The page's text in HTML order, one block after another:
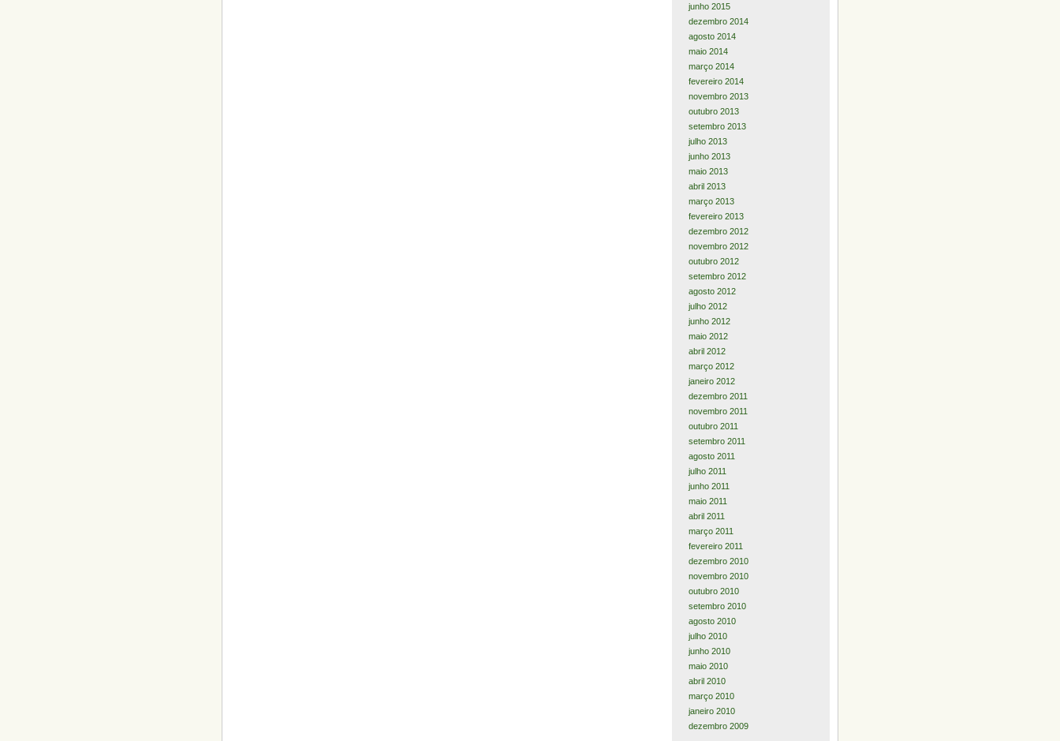
junho 2015
dezembro 2014
agosto 2014
maio 2014
março 2014
fevereiro 2014
novembro 2013
outubro 2013
setembro 2013
julho 2013
junho 2013
maio 2013
abril 2013
março 2013
fevereiro 2013
dezembro 2012
novembro 2012
outubro 2012
setembro 2012
agosto 2012
julho 2012
junho 2012
maio 2012
abril 2012
março 2012
janeiro 2012
dezembro 2011
novembro 2011
outubro 2011
setembro 2011
agosto 2011
julho 2011
junho 2011
maio 2011
abril 2011
março 2011
fevereiro 2011
dezembro 2010
novembro 2010
outubro 2010
setembro 2010
agosto 2010
julho 2010
junho 2010
maio 2010
abril 2010
março 2010
janeiro 2010
dezembro 2009